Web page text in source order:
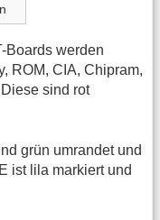
Boards werden
ROM, CIA, Chipram,
sind rot
grün umrandet und
ist lila markiert und